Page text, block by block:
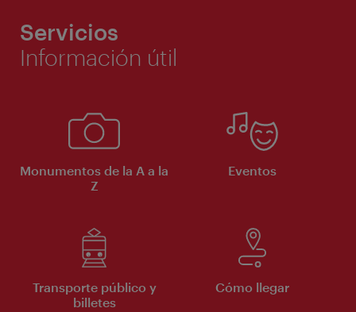
Servicios
Información útil
Monumentos de la A a la
Z
Eventos
Transporte público y
billetes
Cómo llegar